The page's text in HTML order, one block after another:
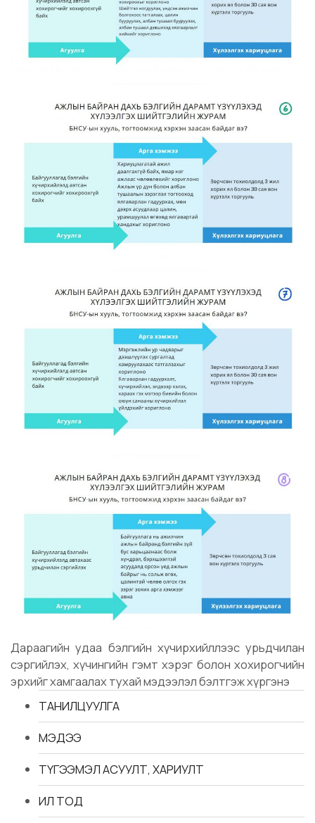
Дараагийн удаа бэлгийн хүчирхийллээс урьдчилан
сэргийлэх, хүчингийн гэмт хэрэг болон хохирогчийн
эрхийг хамгаалах тухай мэдээлэл бэлтгэж хүргэнэ
ТАНИЛЦУУЛГА
МЭДЭЭ
ТҮГЭЭМЭЛ АСУУЛТ, ХАРИУЛТ
ИЛ ТОД